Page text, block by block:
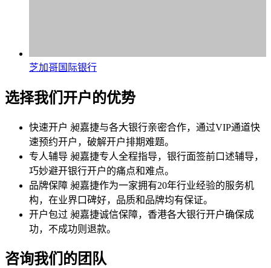
芝加哥国际银行
选择我们开户的优势
快速开户 昶嘉捷与各大银行亲密合作，通过VIP通道快
速预约开户，破解开户排期难题。
专人辅导 昶嘉捷专人全程指导，银行面签前口述辅导，
巧妙避开银行开户的痛点和难点。
品牌保障 昶嘉捷作为一家拥有20年行业经验的服务机
构，在业界口碑好，品质和品牌均有保证。
开户包过 昶嘉捷诚信保障，香港各大银行开户确保成
功，不成功则退款。
咨询我们的团队